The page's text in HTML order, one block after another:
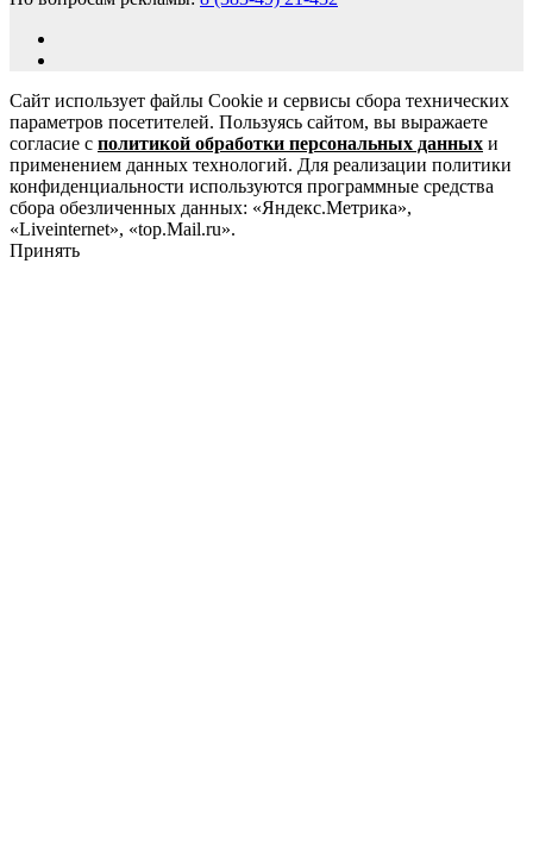
Сайт использует файлы Cookie и сервисы сбора технических
параметров посетителей. Пользуясь сайтом, вы выражаете
согласие с политикой обработки персональных данных и
применением данных технологий. Для реализации политики
конфиденциальности используются программные средства
сбора обезличенных данных: «Яндекс.Метрика»,
«Liveinternet», «top.Mail.ru».
Принять